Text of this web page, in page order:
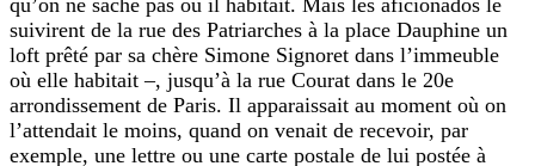
qu’on ne sache pas où il habitait. Mais les aficionados le
suivirent de la rue des Patriarches à la place Dauphine un
loft prêté par sa chère Simone Signoret dans l’immeuble
où elle habitait –, jusqu’à la rue Courat dans le 20e
arrondissement de Paris. Il apparaissait au moment où on
l’attendait le moins, quand on venait de recevoir, par
exemple, une lettre ou une carte postale de lui postée à